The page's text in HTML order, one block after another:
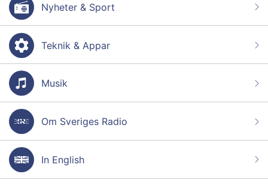
Nyheter & Sport
Teknik & Appar
Musik
Om Sveriges Radio
In English